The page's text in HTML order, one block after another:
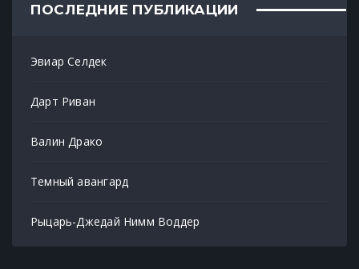
ПОСЛЕДНИЕ ПУБЛИКАЦИИ
Эвиар Селдек
Дарт Риван
Валин Драко
Темный авангард
Рыцарь-Джедай Нимм Воддер